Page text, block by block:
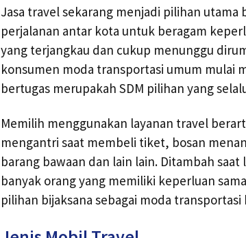
Jasa travel sekarang menjadi pilihan utama
perjalanan antar kota untuk beragam
yang terjangkau dan cukup menunggu
konsumen moda transportasi umum mulai
bertugas merupakah SDM pilihan yang
Memilih menggunakan layanan travel
mengantri saat membeli tiket, bosan
barang bawaan dan lain lain. Ditambah
banyak orang yang memiliki keperluan
pilihan bijaksana sebagai moda